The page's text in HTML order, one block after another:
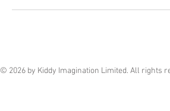
© 2026 by Kiddy Imagination Limited. All rights